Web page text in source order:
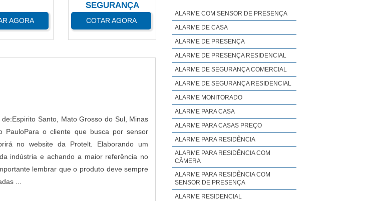
AGORA
SEGURANÇA
COTAR AGORA
Santo, Mato Grosso do Sul, Minas
PauloPara o cliente que busca por sensor
no website da Protelt. Elaborando um
indústria e achando a maior referência no
lembrar que o produto deve sempre
...
ALARME COM SENSOR DE PRESENÇA
ALARME DE CASA
ALARME DE PRESENÇA
ALARME DE PRESENÇA RESIDENCIAL
ALARME DE SEGURANÇA COMERCIAL
ALARME DE SEGURANÇA RESIDENCIAL
ALARME MONITORADO
ALARME PARA CASA
ALARME PARA CASAS PREÇO
ALARME PARA RESIDÊNCIA
ALARME PARA RESIDÊNCIA COM
CÂMERA
ALARME PARA RESIDÊNCIA COM
SENSOR DE PRESENÇA
ALARME RESIDENCIAL